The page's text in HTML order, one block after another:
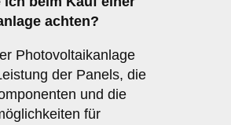
achten?
Photovoltaikanlage
der Panels, die
und die
für